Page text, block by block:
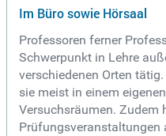
Im Büro sowie Hörsaal
Professoren ferner
Schwerpunkt in Lehre
verschiedenen Orten
sie meist in einem
Versuchsräumen. Zudem
Prüfungsveranstaltungen